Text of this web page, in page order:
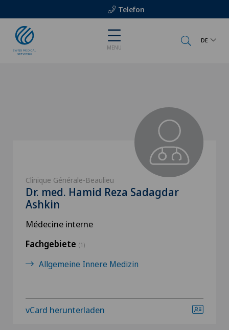
Telefon
MENU
DE
Clinique Générale-Beaulieu
Dr. med. Hamid Reza Sadagdar
Ashkin
Médecine interne
Fachgebiete (1)
Allgemeine Innere Medizin
vCard herunterladen